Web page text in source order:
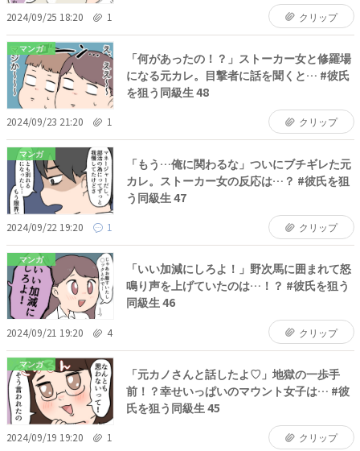
2024/09/25 18:20 1 クリップ
マンガ
「何があったの！？」ストーカー女と修羅場
になる元カレ。目撃者に話を聞くと… #彼氏
を狙う同級生 48
2024/09/23 21:20 1 クリップ
マンガ
「もう…俺に関わるな」ついにブチギレた元
カレ。ストーカー女の反応は…？ #彼氏を狙
う同級生 47
2024/09/22 19:20 1 クリップ
マンガ
「いい加減にしろよ！」野次馬に囲まれて怒
鳴り声を上げていたのは…！？ #彼氏を狙う
同級生 46
2024/09/21 19:20 4 クリップ
マンガ
「元カノさんと話したよ♡」地獄の一歩手
前！？幸せいっぱいのマウント女子は… #彼
氏を狙う同級生 45
2024/09/19 19:20 1 クリップ